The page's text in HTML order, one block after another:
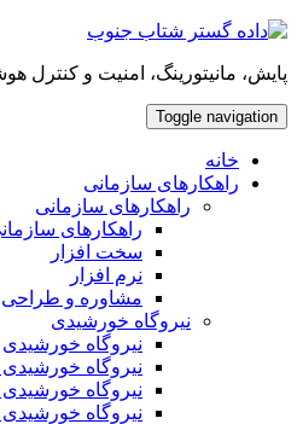
Skip
content
پایش، مانیتورینگ، امنیت و کنترل
Toggle navigation
خانه
راهکارهای سازمانی
راهکارهای سازمانی
راهکارهای
سخت افزار
نرم افزار
مشاوره و طراحی
نیروگاه خورشیدی
نیروگاه خورشیدی
نیروگاه خورشیدی 5 کیلوواتی – متصل به شبکه
نیروگاه خورشیدی 5 کیلوواتی – منفصل از شبکه
نیروگاه خورشیدی 5 کیلوواتی – هیبرید